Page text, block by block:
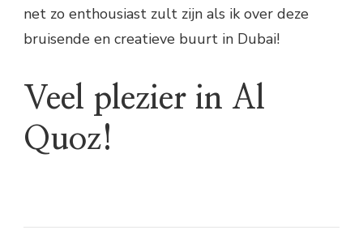
net zo enthousiast zult zijn als ik over deze
bruisende en creatieve buurt in Dubai!
Veel plezier in Al
Quoz!